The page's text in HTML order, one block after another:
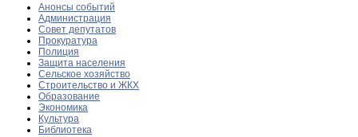
Анонсы событий
Администрация
Совет депутатов
Прокуратура
Полиция
Защита населения
Сельское хозяйство
Строительство и ЖКХ
Образование
Экономика
Культура
Библиотека